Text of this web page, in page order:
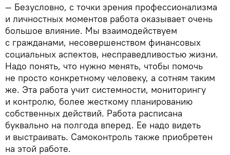
— Безусловно, с точки зрения профессионализма
и личностных моментов работа оказывает очень
большое влияние. Мы взаимодействуем
с гражданами, несовершенством финансовых
социальных аспектов, несправедливостью жизни.
Надо понять, что нужно менять, чтобы помочь
не просто конкретному человеку, а сотням таким
же. Эта работа учит системности, мониторингу
и контролю, более жесткому планированию
собственных действий. Работа расписана
буквально на полгода вперед. Ее надо видеть
и выстраивать. Самоконтроль также приобретен
на этой работе.